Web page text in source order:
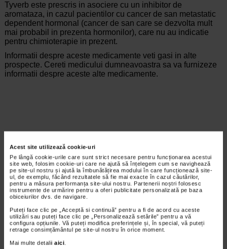
Acest site utilizează cookie-uri
Pe lângă cookie-urile care sunt strict necesare pentru funcționarea acestui
site web, folosim cookie-uri care ne ajută să înțelegem cum se navighează
pe site-ul nostru și ajută la îmbunătățirea modului în care funcționează site-
ul, de exemplu, făcând rezultatele să fie mai exacte în cazul căutărilor,
pentru a măsura performanța site-ului nostru. Partenerii noștri folosesc
instrumente de urmărire pentru a oferi publicitate personalizată pe baza
obiceiurilor dvs. de navigare.
Puteți face clic pe „Acceptă si continuă” pentru a fi de acord cu aceste
utilizări sau puteți face clic pe „Personalizează setările” pentru a vă
configura opțiunile. Vă puteți modifica preferințele și, în special, vă puteți
retrage consimțământul pe site-ul nostru în orice moment.
Mai multe detalii aici.
Tyverb este prescris in asociere cu un inhibitor de
aromataza, in cazul pacientilor cu cancer de san metastatic
dependent hormonal (cancer de san care se dezvolta mult
mai probabil in prezenta hormonilor), care nu au indicatie
pentru chimioterapie in prezent.
Informatii despre aceste medicamente veti gasi in alte
prospecte. Cereti medicului dumneavoastra sa va furnizeze
informatii despre aceste alte medicamente.
ARTICOLE RECOMANDATE
Ce trebuie sa stiti despre mamografie, un test
important pentru screening-ul cancerului de san
Proceduri medicale
Prin mamografie intelegem investigatia
radiologica, cu raze X, a sanilor. Ca
alternativa viabila de screening pentru
cancerul de san, mamografia reprezinta